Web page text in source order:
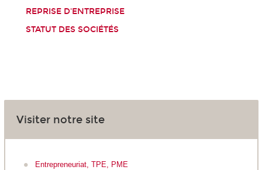
REPRISE D'ENTREPRISE
STATUT DES SOCIÉTÉS
Visiter notre site
Entrepreneuriat, TPE, PME